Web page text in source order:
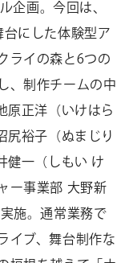
企画。今回は、
にした体験型ア
ライの森と6つの
、制作チームの中
原正洋（いけはら
尻裕子（ぬまじり
健一（しもい け
ー事業部 大野新
施。通常業務で
イブ、舞台制作な